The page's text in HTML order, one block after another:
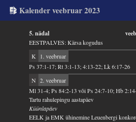
Kalender veebruar 2023
5. nädal
EESTPALVES: Kärsa kogudus
K
1. veebruar
Ps 37:1-17; Rt 3:1-13; 4:13-22; Lk 6:17-26
N 2. veebruar
Ml 31-4; Ps 84:2-13 või Ps 24:7-10; Hb
Tartu rahulepingu aastapäev
Küünlapäev
EELK ja EMK ühinemine Leuenbergi